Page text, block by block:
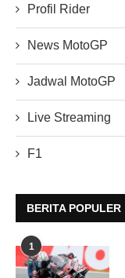
Profil Rider
News MotoGP
Jadwal MotoGP
Live Streaming
F1
BERITA POPULER
1